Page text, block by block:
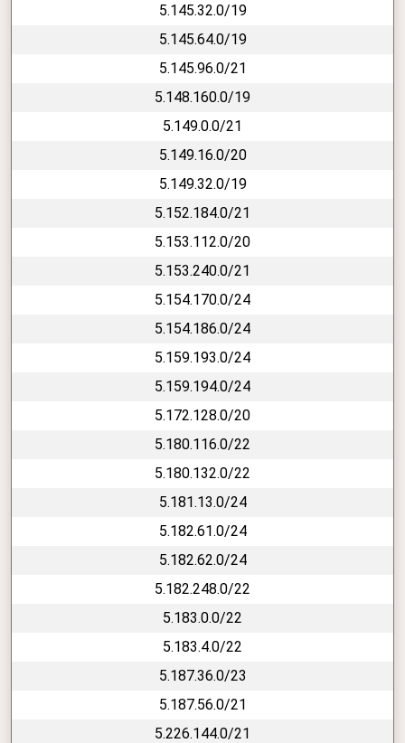
5.145.32.0/19
5.145.64.0/19
5.145.96.0/21
5.148.160.0/19
5.149.0.0/21
5.149.16.0/20
5.149.32.0/19
5.152.184.0/21
5.153.112.0/20
5.153.240.0/21
5.154.170.0/24
5.154.186.0/24
5.159.193.0/24
5.159.194.0/24
5.172.128.0/20
5.180.116.0/22
5.180.132.0/22
5.181.13.0/24
5.182.61.0/24
5.182.62.0/24
5.182.248.0/22
5.183.0.0/22
5.183.4.0/22
5.187.36.0/23
5.187.56.0/21
5.226.144.0/21